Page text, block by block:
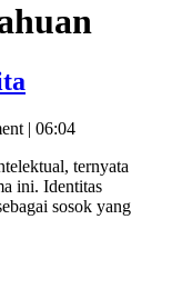
Intelektual
Kita
| 06:04
ini. Identitas
sosok yang